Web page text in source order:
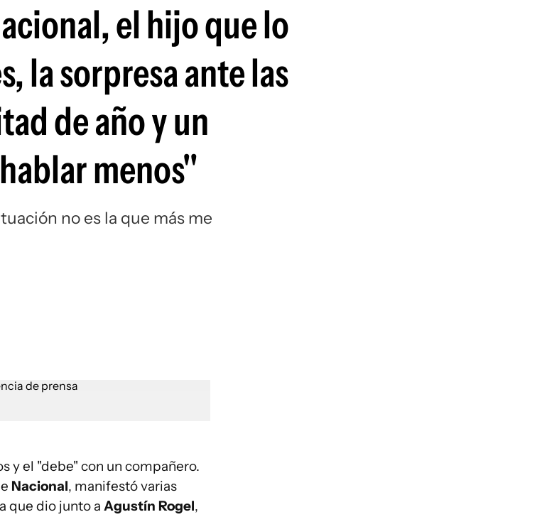
Siguenos en:
el hijo que lo
la sorpresa ante las
de año y un
menos"
no es la que más me
y el "debe" con un compañero.
Nacional, manifestó varias
que dio junto a Agustín Rogel,